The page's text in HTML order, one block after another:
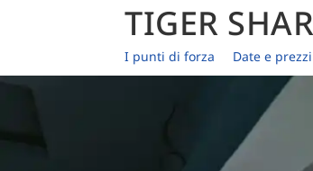
TIGER
I punti di forza Date e prezzi